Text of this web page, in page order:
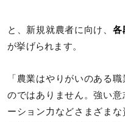
と、新規就農者に向け、 各
が挙げられます。
「農業はやりがいのある
のではありません。強い
ーション力などさまざま